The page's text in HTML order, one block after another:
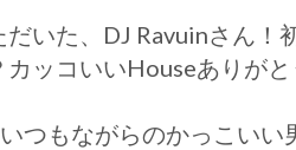
だいた、DJ Ravuinさん
カッコいいHouseありが
つもながらのかっこい